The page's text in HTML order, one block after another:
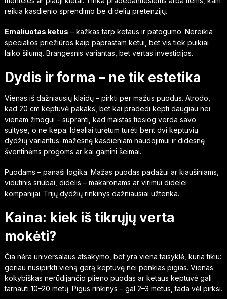
reikia kasdienio sprendimo be didelių pretenzijų.
Emaliuotas ketus – kažkas tarp ketaus ir patogumo. Nereikia
specialios priežiūros kaip paprastam ketui, bet vis tiek puikiai
laiko šilumą. Brangesnis variantas, bet vertas investicijos.
Dydis ir forma – ne tik estetika
Vienas iš dažniausių klaidų – pirkti per mažus puodus. Atrodo,
kad 20 cm keptuvė pakaks, bet kai pradedi kepti daugiau nei
vienam žmogui – supranti, kad maistas tiesiog verda savo
sultyse, o ne kepa. Idealiai turėtum turėti bent dvi keptuvių
dydžių variantus: mažesnę kasdieniam naudojimui ir didesnę
šventinėms progoms ar kai gamini šeimai.
Puodams – panaši logika. Mažas puodas padažui ar kiaušiniams,
vidutinis sriubai, didelis – makaronams ar virimui didelei
kompanijai. Trijų dydžių rinkinys dažniausiai užtenka.
Kaina: kiek iš tikrųjų verta
mokėti?
Čia nėra universalaus atsakymo, bet yra viena taisyklė, kuria tikiu:
geriau nusipirkti vieną gerą keptuvę nei penkias pigias. Vienas
kokybiškas nerūdijančio plieno puodas ar ketaus keptuvė gali
tarnauti 10–20 metų. Pigus rinkinys – gal 2–3 metus, tada vėl pirksi.